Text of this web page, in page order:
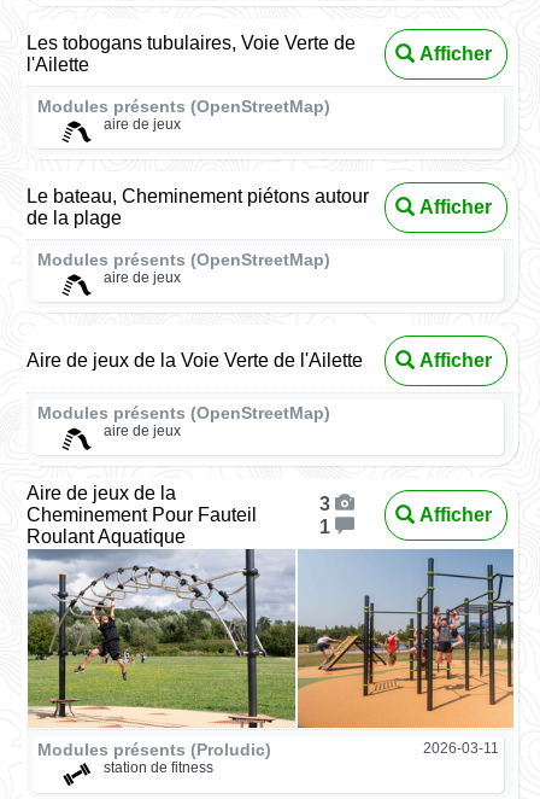
Les tobogans tubulaires, Voie Verte de
l'Ailette
Afficher
Modules présents (OpenStreetMap)
aire de jeux
Le bateau, Cheminement piétons autour
de la plage
Afficher
Modules présents (OpenStreetMap)
aire de jeux
Aire de jeux de la Voie Verte de l'Ailette Afficher
Modules présents (OpenStreetMap)
aire de jeux
Aire de jeux de la
Cheminement Pour Fauteil
Roulant Aquatique
3
1
Afficher
Modules présents (Proludic) 2026-03-11
station de fitness